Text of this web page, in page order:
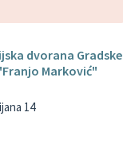
dvorana Gradske
Marković"
14